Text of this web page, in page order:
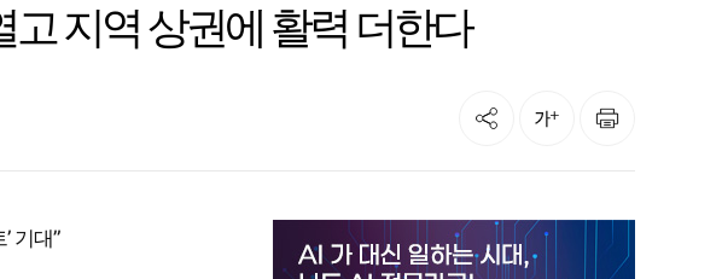
지역 상권에 활력 더한다
공유 글자크기 인쇄
기대”